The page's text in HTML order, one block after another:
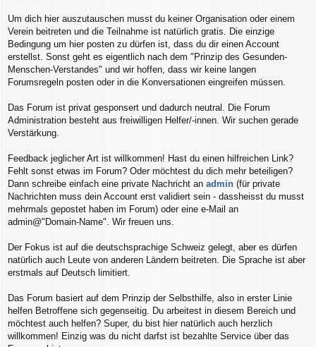
Um dich hier auszutauschen musst du keiner Organisation oder einem
Verein beitreten und die Teilnahme ist natürlich gratis. Die einzige
Bedingung um hier posten zu dürfen ist, dass du dir einen Account
erstellst. Sonst geht es eigentlich nach dem "Prinzip des Gesunden-
Menschen-Verstandes" und wir hoffen, dass wir keine langen
Forumsregeln posten oder in die Konversationen eingreifen müssen.
Das Forum ist privat gesponsert und dadurch neutral. Die Forum
Administration besteht aus freiwilligen Helfer/-innen. Wir suchen gerade
Verstärkung.
Feedback jeglicher Art ist willkommen! Hast du einen hilfreichen Link?
Fehlt sonst etwas im Forum? Oder möchtest du dich mehr beteiligen?
Dann schreibe einfach eine private Nachricht an admin (für private
Nachrichten muss dein Account erst validiert sein - dassheisst du musst
mehrmals gepostet haben im Forum) oder eine e-Mail an
admin@"Domain-Name". Wir freuen uns.
Der Fokus ist auf die deutschsprachige Schweiz gelegt, aber es dürfen
natürlich auch Leute von anderen Ländern beitreten. Die Sprache ist aber
erstmals auf Deutsch limitiert.
Das Forum basiert auf dem Prinzip der Selbsthilfe, also in erster Linie
helfen Betroffene sich gegenseitig. Du arbeitest in diesem Bereich und
möchtest auch helfen? Super, du bist hier natürlich auch herzlich
willkommen! Einzig was du nicht darfst ist bezahlte Service über das